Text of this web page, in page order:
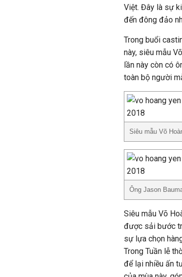
Việt. Đây là sự
đến đông đảo
Trong buổi
này, siêu mẫu
lần này còn có
toàn bộ người
Siêu mẫu Võ
Ông Jason
Siêu mẫu Võ
được sải bước
sự lựa chọn
Trong Tuần lễ
để lại nhiều ấn